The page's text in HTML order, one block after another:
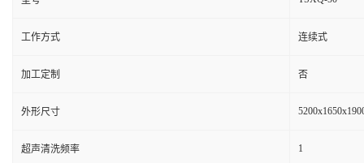
工作方式 连续式
加工定制 否
外形尺寸
超声清洗频率 1